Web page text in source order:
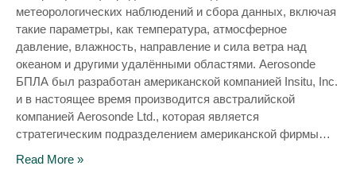
метеорологических наблюдений и сбора данных, включая
такие параметры, как температура, атмосферное
давление, влажность, направление и сила ветра над
океаном и другими удалёнными областями. Aerosonde
БПЛА был разработан американской компанией Insitu, Inc.
и в настоящее время производится австралийской
компанией Aerosonde Ltd., которая является
стратегическим подразделением американской фирмы…
Read More »